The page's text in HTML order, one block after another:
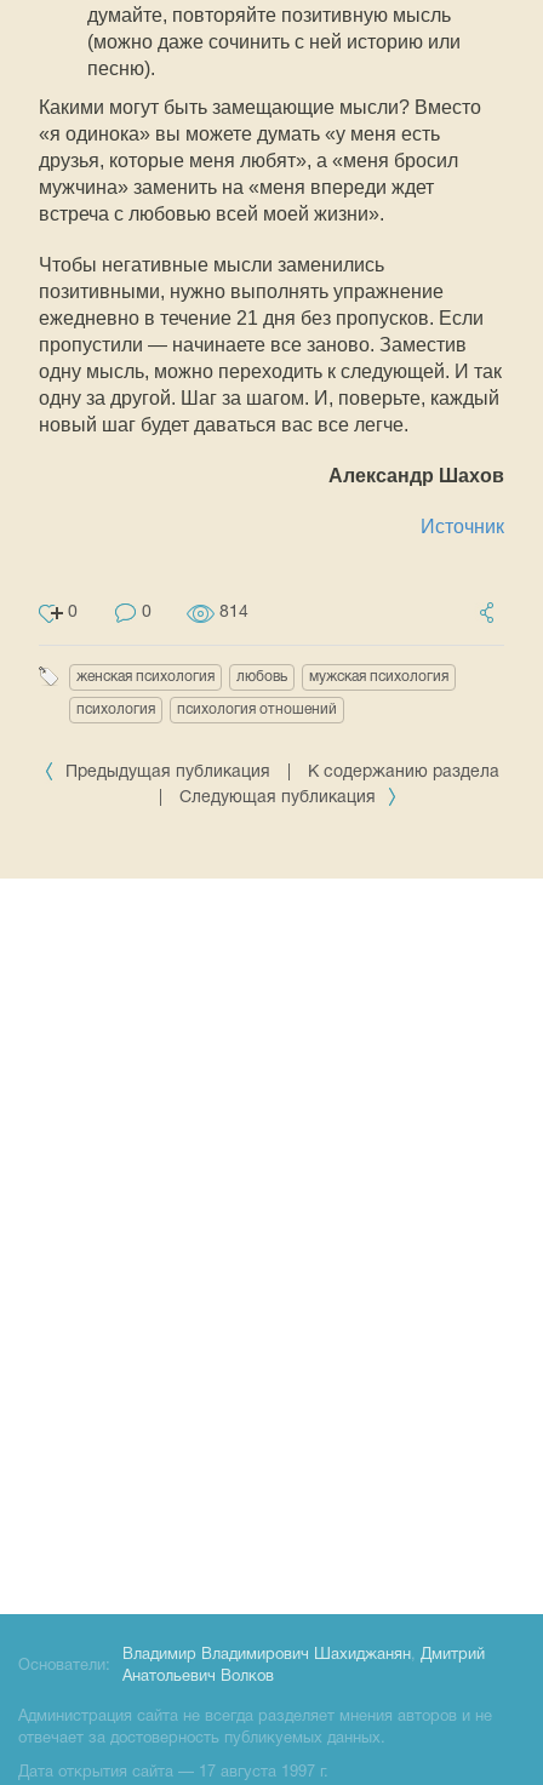
думайте, повторяйте позитивную мысль
(можно даже сочинить с ней историю или
песню).
Какими могут быть замещающие мысли? Вместо
«я одинока» вы можете думать «у меня есть
друзья, которые меня любят», а «меня бросил
мужчина» заменить на «меня впереди ждет
встреча с любовью всей моей жизни».
Чтобы негативные мысли заменились
позитивными, нужно выполнять упражнение
ежедневно в течение 21 дня без пропусков. Если
пропустили — начинаете все заново. Заместив
одну мысль, можно переходить к следующей. И так
одну за другой. Шаг за шагом. И, поверьте, каждый
новый шаг будет даваться вас все легче.
Александр Шахов
Источник
0 0 814
женская психология любовь мужская психология
психология психология отношений
Предыдущая публикация
К содержанию раздела
Следующая публикация
Основатели:
Владимир Владимирович Шахиджанян, Дмитрий
Анатольевич Волков
Администрация сайта не всегда разделяет мнения авторов и не
отвечает за достоверность публикуемых данных.
Дата открытия сайта — 17 августа 1997 г.